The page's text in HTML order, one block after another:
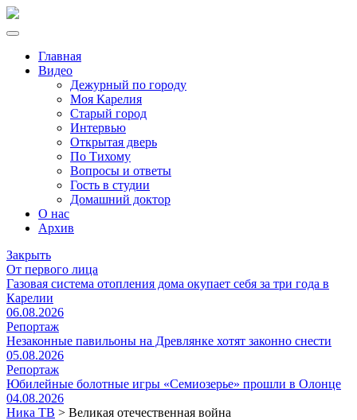
Главная
Видео
Дежурный по городу
Моя Карелия
Старый город
Интервью
Открытая дверь
По Тихому
Вопросы и ответы
Гость в студии
Домашний доктор
О нас
Архив
Закрыть
От первого лица
Газовая система отопления дома окупает себя за три года в
Карелии
06.08.2026
Репортаж
Незаконные павильоны на Древлянке хотят законно снести
05.08.2026
Репортаж
Юбилейные болотные игры «Семиозерье» прошли в Олонце
04.08.2026
Ника ТВ > Великая отечественная война